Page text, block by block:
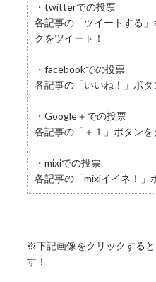
・twitterでの投票
各記事の「ツイートする
クをツイート！
・facebookでの投票
各記事の「いいね！」ボタ
・Google＋での投票
各記事の「＋１」ボタンを
・mixiでの投票
各記事の「mixiイイネ！」
※下記画像をクリックする
す！